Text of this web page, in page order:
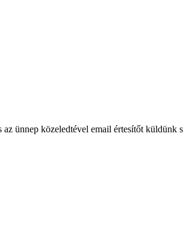
ünnep közeledtével email értesítőt küldünk